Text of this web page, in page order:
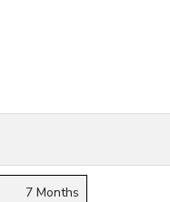
7 Months